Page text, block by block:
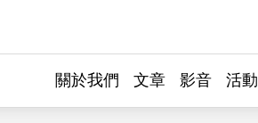
關於我們 文章 影音 活動